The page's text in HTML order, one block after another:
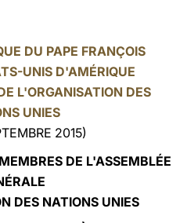
中文
LATINE
DU PAPE FRANÇOIS
UNIS D'AMÉRIQUE
L'ORGANISATION DES
UNIES
2015)
DE L'ASSEMBLÉE
DES NATIONS UNIES